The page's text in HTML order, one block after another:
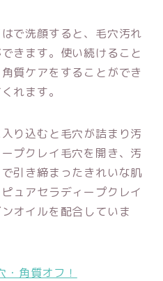
で洗顔すると、毛穴汚れ
きます。使い続けること
質ケアをすることができ
れます。
り込むと毛穴が詰まり汚
プクレイ毛穴を開き、汚
引き締まったきれいな肌
ピュアセラディープクレイ
オイルを配合していま
・角質オフ！